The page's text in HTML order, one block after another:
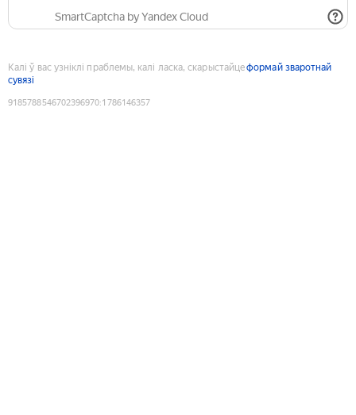
SmartCaptcha by Yandex Cloud
Калі ў вас узніклі праблемы, калі ласка, скарыстайцеформай зваротнай
сувязі
9185788546702396970:1786146357